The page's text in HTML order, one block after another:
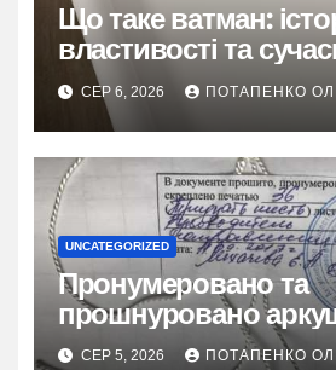
Що таке ватман:
властивості та
застосування
СЕР 6, 2026 ПОТАПЕНКО
UNCATEGORIZED
Пронумеровано та
прошнуровано
сторінок: повний
СЕР 5, 2026 ПОТАПЕНКО